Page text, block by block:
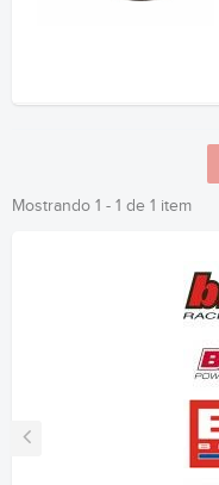
Mostrando 1 - 1 de 1 item